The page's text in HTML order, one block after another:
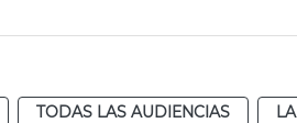
TODAS LAS AUDIENCIAS